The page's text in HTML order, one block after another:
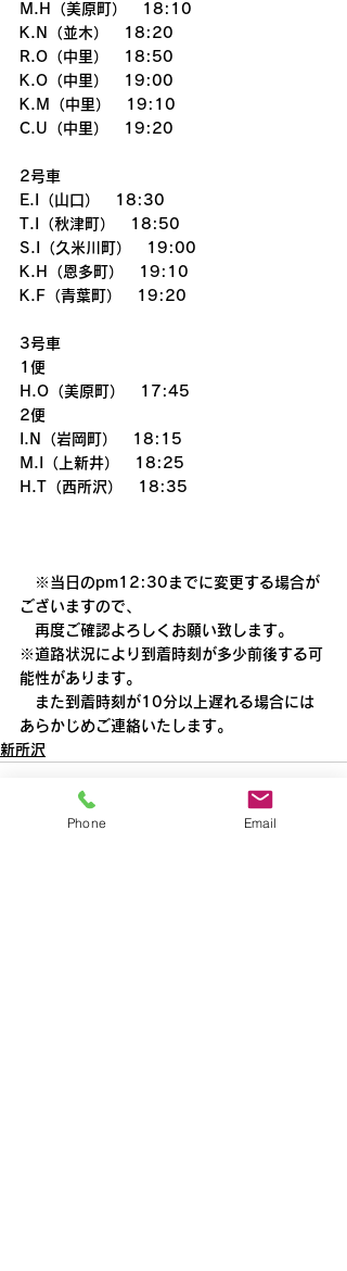
M.H（美原町）　18:10
K.N（並木）　18:20
R.O（中里）　18:50
K.O（中里）　19:00
K.M（中里）　19:10
C.U（中里）　19:20
2号車
E.I（山口）　18:30
T.I（秋津町）　18:50
S.I（久米川町）　19:00
K.H（恩多町）　19:10
K.F（青葉町）　19:20
3号車
1便
H.O（美原町）　17:45
2便
I.N（岩岡町）　18:15
M.I（上新井）　18:25
H.T（西所沢）　18:35
※当日のpm12:30までに変更する場合が
ございますので、
再度ご確認よろしくお願い致します。
※道路状況により到着時刻が多少前後する可
能性があります。
また到着時刻が10分以上遅れる場合には
あらかじめご連絡いたします。
新所沢
Phone Email